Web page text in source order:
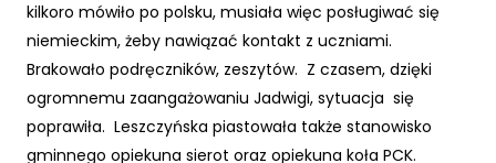
kilkoro mówiło po polsku, musiała więc posługiwać się
niemieckim, żeby nawiązać kontakt z uczniami.
Brakowało podręczników, zeszytów. Z czasem, dzięki
ogromnemu zaangażowaniu Jadwigi, sytuacja się
poprawiła. Leszczyńska piastowała także stanowisko
gminnego opiekuna sierot oraz opiekuna koła PCK.